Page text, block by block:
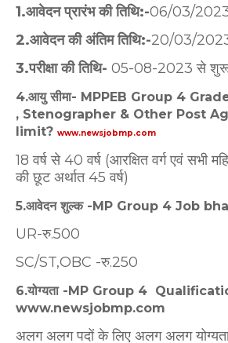
1.आवेदन प्रारंभ की तिथि:-06/03/
2.आवेदन की अंतिम तिथि:-20/03/
3.परीक्षा की तिथि- 05-08-2023 से
4.आयु सीमा- MPPEB Group 4
, Stenographer & Other Post
limit? www.newsjobmp.com
18 वर्ष से 40 वर्ष (आरक्षित वर्ग एवं सभी
की छूट अर्थात 45 वर्ष)
5.आवेदन शुल्क -MP Group 4 Job
UR-रु.500
SC/ST,OBC -रु.250
6.योग्यता -MP Group 4
www.newsjobmp.com
अलग अलग पदों के लिए अलग अलग योग्यता